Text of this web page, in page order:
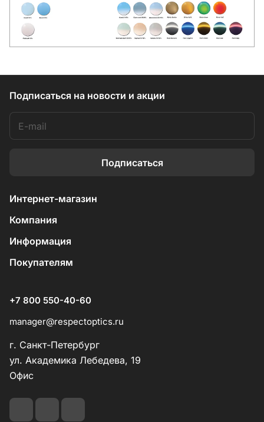
Подписаться на новости и акции
Подписаться
Интернет-магазин
Компания
Информация
Покупателям
+7 800 550-40-60
manager@respectoptics.ru
г. Санкт-Петербург
ул. Академика Лебедева, 19
Офис